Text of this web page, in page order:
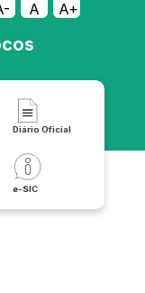
A A+
Diário Oficial
e-SIC